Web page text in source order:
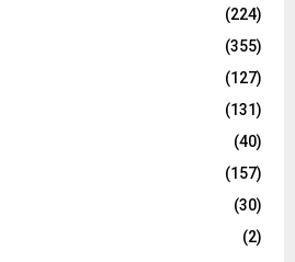
(224)
(355)
(127)
(131)
(40)
(157)
(30)
(2)